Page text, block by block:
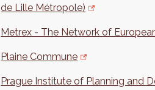
de Lille Métropole)
Metrex - The Network of
Plaine Commune
Prague Institute of Planning and